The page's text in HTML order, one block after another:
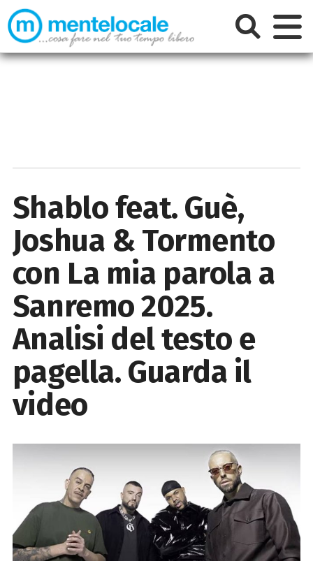
Shablo feat. Guè,
Joshua & Tormento
con La mia parola a
Sanremo 2025.
Analisi del testo e
pagella. Guarda il
video